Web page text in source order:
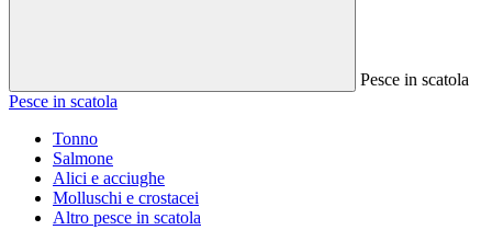
Pesce in scatola
Pesce in scatola
Tonno
Salmone
Alici e acciughe
Molluschi e crostacei
Altro pesce in scatola